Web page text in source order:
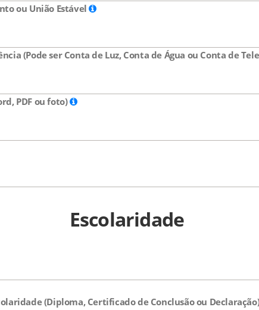
ou União Estável
(Pode ser Conta de Luz, Conta de Água ou Conta de
PDF ou foto)
Escolaridade
(Diploma, Certificado de Conclusão ou